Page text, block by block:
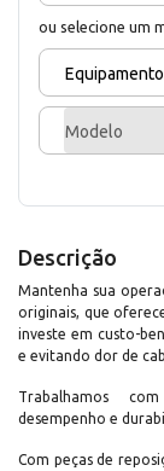
ou selecione um
Equipamento
Modelo
Descrição
Mantenha sua
originais, que
investe em custo-
e evitando dor de
Trabalhamos
desempenho e
Com peças de